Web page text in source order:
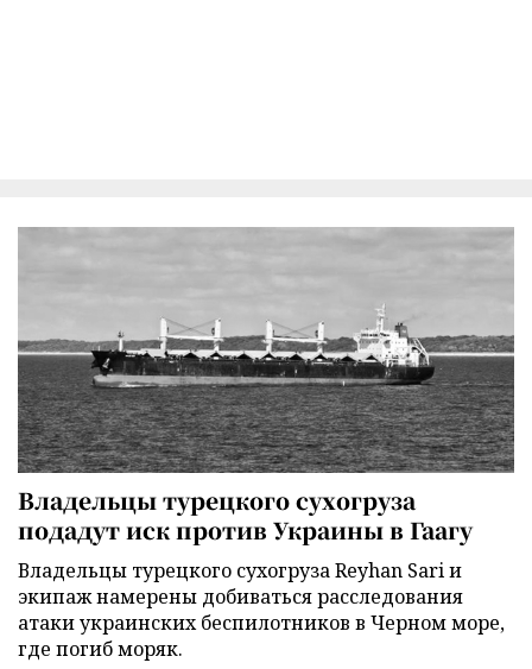
Владельцы турецкого сухогруза
подадут иск против Украины в Гаагу
Владельцы турецкого сухогруза Reyhan Sari и
экипаж намерены добиваться расследования
атаки украинских беспилотников в Черном море,
где погиб моряк.